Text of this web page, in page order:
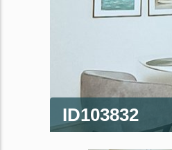
ID103832